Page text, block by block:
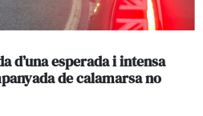
d’una esperada i intensa
de calamarsa no